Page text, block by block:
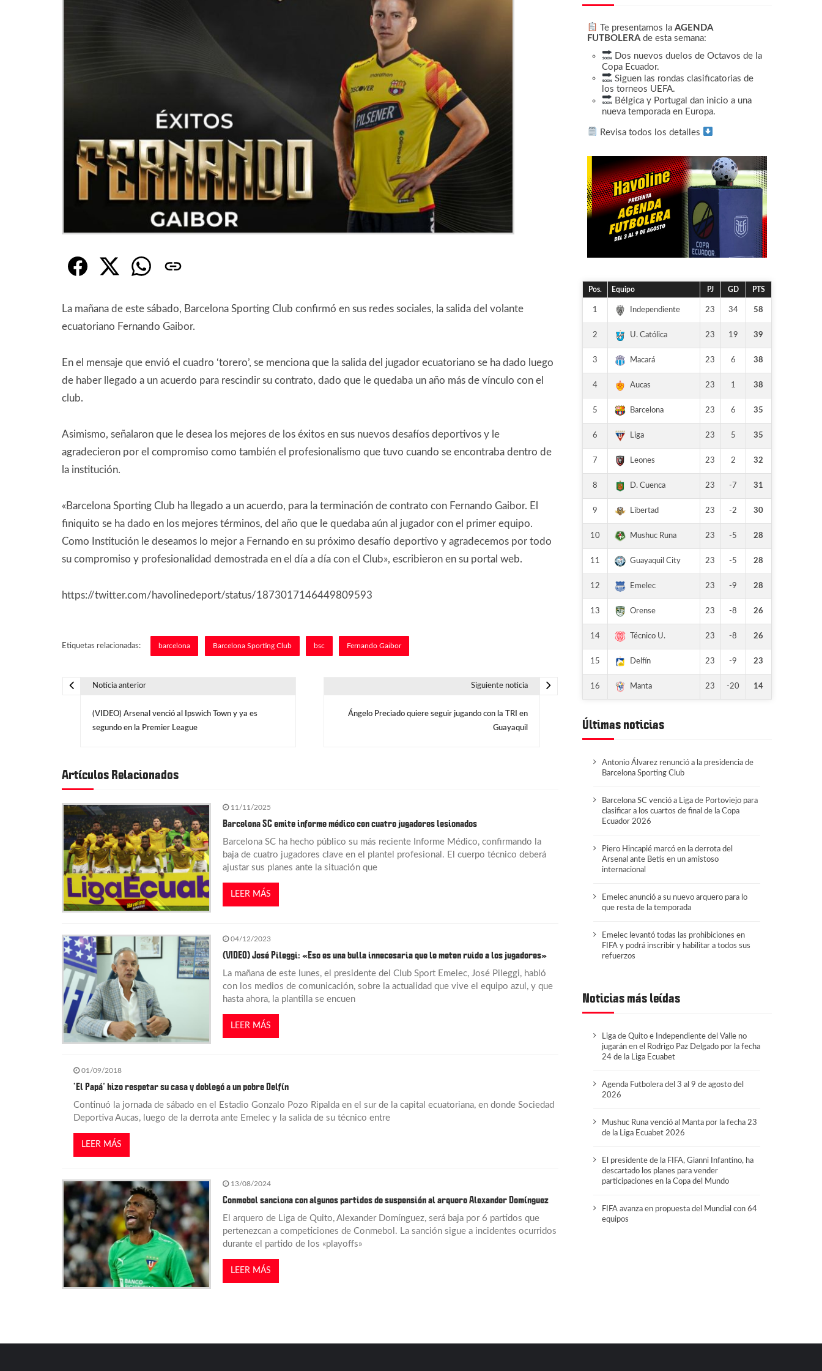
La mañana de este sábado, Barcelona Sporting Club confirmó en sus redes sociales, la salida del volante
ecuatoriano Fernando Gaibor.
En el mensaje que envió el cuadro ‘torero’, se menciona que la salida del jugador ecuatoriano se ha dado luego
de haber llegado a un acuerdo para rescindir su contrato, dado que le quedaba un año más de vínculo con el
club.
Asimismo, señalaron que le desea los mejores de los éxitos en sus nuevos desafíos deportivos y le
agradecieron por el compromiso como también el profesionalismo que tuvo cuando se encontraba dentro de
la institución.
«Barcelona Sporting Club ha llegado a un acuerdo, para la terminación de contrato con Fernando Gaibor. El
finiquito se ha dado en los mejores términos, del año que le quedaba aún al jugador con el primer equipo.
Como Institución le deseamos lo mejor a Fernando en su próximo desafío deportivo y agradecemos por todo
su compromiso y profesionalidad demostrada en el día a día con el Club», escribieron en su portal web.
https://twitter.com/havolinedeport/status/1873017146449809593
Etiquetas relacionadas: barcelona Barcelona Sporting Club bsc Fernando Gaibor
e
g
a
c
i
ó
n
d
e
a
d
a
s
Noticia anterior
(VIDEO) Arsenal venció al Ipswich Town y ya es
segundo en la Premier League
Siguiente noticia
Ángelo Preciado quiere seguir jugando con la TRI en
Guayaquil
Artículos Relacionados
11/11/2025
Barcelona SC emite informe médico con cuatro jugadores lesionados
Barcelona SC ha hecho público su más reciente Informe Médico, confirmando la
baja de cuatro jugadores clave en el plantel profesional. El cuerpo técnico deberá
ajustar sus planes ante la situación que
LEER MÁS
04/12/2023
(VIDEO) José Pileggi: «Eso es una bulla innecesaria que le meten ruido a los jugadores»
La mañana de este lunes, el presidente del Club Sport Emelec, José Pileggi, habló
con los medios de comunicación, sobre la actualidad que vive el equipo azul, y que
hasta ahora, la plantilla se encuen
LEER MÁS
01/09/2018
‘El Papá’ hizo respetar su casa y doblegó a un pobre Delfín
Continuó la jornada de sábado en el Estadio Gonzalo Pozo Ripalda en el sur de la capital ecuatoriana, en donde Sociedad
Deportiva Aucas, luego de la derrota ante Emelec y la salida de su técnico entre
LEER MÁS
13/08/2024
Conmebol sanciona con algunos partidos de suspensión al arquero Alexander Domínguez
El arquero de Liga de Quito, Alexander Domínguez, será baja por 6 partidos que
pertenezcan a competiciones de Conmebol. La sanción sigue a incidentes ocurridos
durante el partido de los «playoffs»
LEER MÁS
Te presentamos la AGENDA
FUTBOLERAde esta semana:
Dos nuevos duelos de Octavos de la
Copa Ecuador.
Siguen las rondas clasificatorias de
los torneos UEFA.
Bélgica y Portugal dan inicio a una
nueva temporada en Europa.
Revisa todos los detalles
Pos. Equipo PJ GD PTS
1 Independiente 23 34 58
2 U. Católica 23 19 39
3 Macará 23 6 38
4 Aucas 23 1 38
5 Barcelona 23 6 35
6 Liga 23 5 35
7 Leones 23 2 32
8 D. Cuenca 23 -7 31
9 Libertad 23 -2 30
10 Mushuc Runa 23 -5 28
11 Guayaquil City 23 -5 28
12 Emelec 23 -9 28
13 Orense 23 -8 26
14 Técnico U. 23 -8 26
15 Delfín 23 -9 23
16 Manta 23 -20 14
Últimas noticias
Antonio Álvarez renunció a la presidencia de
Barcelona Sporting Club
Barcelona SC venció a Liga de Portoviejo para
clasificar a los cuartos de final de la Copa
Ecuador 2026
Piero Hincapié marcó en la derrota del
Arsenal ante Betis en un amistoso
internacional
Emelec anunció a su nuevo arquero para lo
que resta de la temporada
Emelec levantó todas las prohibiciones en
FIFA y podrá inscribir y habilitar a todos sus
refuerzos
Noticias más leídas
Liga de Quito e Independiente del Valle no
jugarán en el Rodrigo Paz Delgado por la fecha
24 de la Liga Ecuabet
Agenda Futbolera del 3 al 9 de agosto del
2026
Mushuc Runa venció al Manta por la fecha 23
de la Liga Ecuabet 2026
El presidente de la FIFA, Gianni Infantino, ha
descartado los planes para vender
participaciones en la Copa del Mundo
FIFA avanza en propuesta del Mundial con 64
equipos